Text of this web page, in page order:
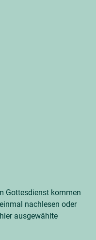
Gottesdienst kommen
nachlesen oder
ausgewählte